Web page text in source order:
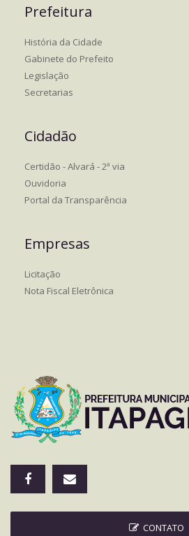
Prefeitura
História da Cidade
Gabinete do Prefeito
Legislação
Secretarias
Cidadão
Certidão - Alvará - 2ª via
Ouvidoria
Portal da Transparência
Empresas
Licitação
Nota Fiscal Eletrônica
CONTATO